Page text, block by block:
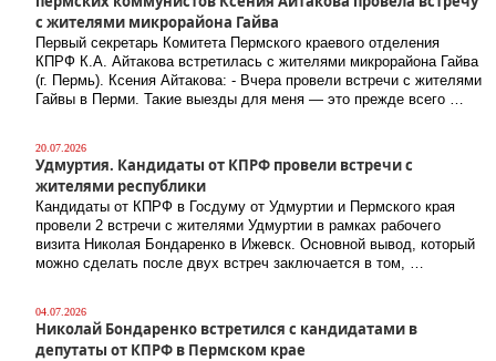
с жителями микрорайона Гайва
Первый секретарь Комитета Пермского краевого отделения
КПРФ К.А. Айтакова встретилась с жителями микрорайона Гайва
(г. Пермь). Ксения Айтакова: - Вчера провели встречи с жителями
Гайвы в Перми. Такие выезды для меня — это прежде всего …
20.07.2026
Удмуртия. Кандидаты от КПРФ провели встречи с
жителями республики
Кандидаты от КПРФ в Госдуму от Удмуртии и Пермского края
провели 2 встречи с жителями Удмуртии в рамках рабочего
визита Николая Бондаренко в Ижевск. Основной вывод, который
можно сделать после двух встреч заключается в том, …
04.07.2026
Николай Бондаренко встретился с кандидатами в
депутаты от КПРФ в Пермском крае